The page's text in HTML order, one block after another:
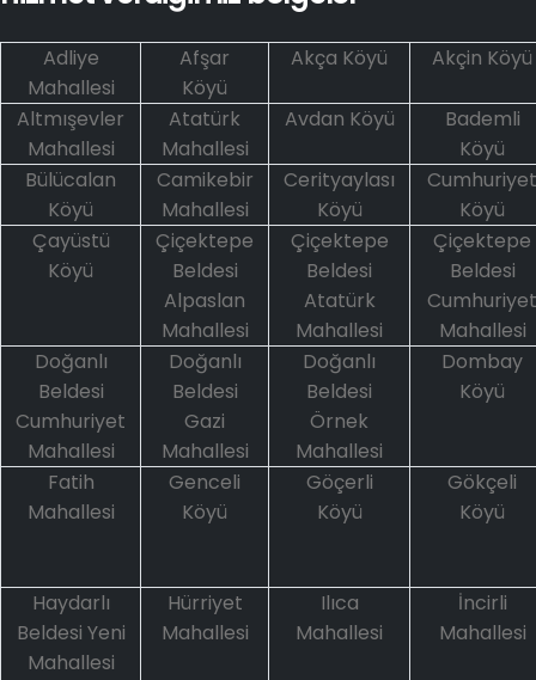
Adliye
Mahallesi
Afşar
Köyü
Akça Köyü Akçin Köyü
Altmışevler
Mahallesi
Atatürk
Mahallesi
Avdan Köyü
Bademli
Köyü
Bülücalan
Köyü
Camikebir
Mahallesi
Cerityaylası
Köyü
Cumhuriyet
Köyü
Çayüstü
Köyü
Çiçektepe
Beldesi
Alpaslan
Mahallesi
Çiçektepe
Beldesi
Atatürk
Mahallesi
Çiçektepe
Beldesi
Cumhuriyet
Mahallesi
Doğanlı
Beldesi
Cumhuriyet
Mahallesi
Doğanlı
Beldesi
Gazi
Mahallesi
Doğanlı
Beldesi
Örnek
Mahallesi
Dombay
Köyü
Fatih
Mahallesi
Genceli
Köyü
Göçerli
Köyü
Gökçeli
Köyü
Haydarlı
Beldesi Yeni
Mahallesi
Hürriyet
Mahallesi
Ilıca
Mahallesi
İncirli
Mahallesi